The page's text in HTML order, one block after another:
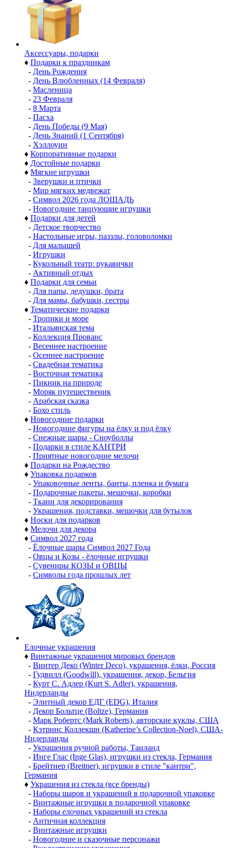
Аксессуары, подарки
♦ Подарки к праздникам
- День Рождения
- День Влюбленных (14 Февраля)
- Масленица
- 23 Февраля
- 8 Марта
- Пасха
- День Победы (9 Мая)
- День Знаний (1 Сентября)
- Хэллоуин
♦ Корпоративные подарки
♦ Достойные подарки
♦ Мягкие игрушки
- Зверушки и птички
- Мир мягких медвежат
- Символ 2026 года ЛОШАДЬ
- Новогодние танцующие игрушки
♦ Подарки для детей
- Детское творчество
- Настольные игры, паззлы, головоломки
- Для малышей
- Игрушки
- Кукольный театр: рукавички
- Активный отдых
♦ Подарки для семьи
- Для папы, дедушки, брата
- Для мамы, бабушки, сестры
♦ Тематические подарки
- Тропики и море
- Итальянская тема
- Коллекция Прованс
- Весеннее настроение
- Осеннее настроение
- Свадебная тематика
- Восточная тематика
- Пикник на природе
- Моряк путешественик
- Арабская сказка
- Бохо стиль
♦ Новогодние подарки
- Новогодние фигуры на ёлку и под ёлку
- Снежные шары - Сноуболлы
- Подарки в стиле КАНТРИ
- Приятные новогодние мелочи
♦ Подарки на Рождество
♦ Упаковка подарков
- Упаковочные ленты, банты, пленка и бумага
- Подарочные пакеты, мешочки, коробки
- Ткани для декорирования
- Украшения, подставки, мешочки для бутылок
♦ Носки для подарков
♦ Мелочи для декора
♦ Символ 2027 года
- Ёлочные шары Символ 2027 Года
- Овцы и Козы - ёлочные игрушки
- Сувениры КОЗЫ и ОВЦЫ
- Символы года прошлых лет
Елочные украшения
♦ Винтажные украшения мировых брендов
- Винтер Деко (Winter Deco), украшения, ёлки, Россия
- Гудвилл (Goodwill), украшения, декор, Бельгия
- Курт С. Адлер (Kurt S. Adler), украшения,
Нидерланды
- Элитный декор ЕДГ (EDG), Италия
- Декор Больтце (Boltze), Германия
- Марк Робертс (Mark Roberts), авторские куклы, США
- Кэтринс Коллекшн (Katherine’s Collection-Noel), США-
Нидерланды
- Украшения ручной работы, Таиланд
- Инге Глас (Inge Glas), игрушки из стекла, Германия
- Брейтнер (Breitner), игрушки в стиле "кантри",
Германия
♦ Украшения из стекла (все бренды)
- Наборы шаров и украшений в подарочной упаковке
- Винтажные игрушки в подарочной упаковке
- Наборы елочных украшений из стекла
- Античная коллекция
- Винтажные игрушки
- Новогодние и сказочные персонажи